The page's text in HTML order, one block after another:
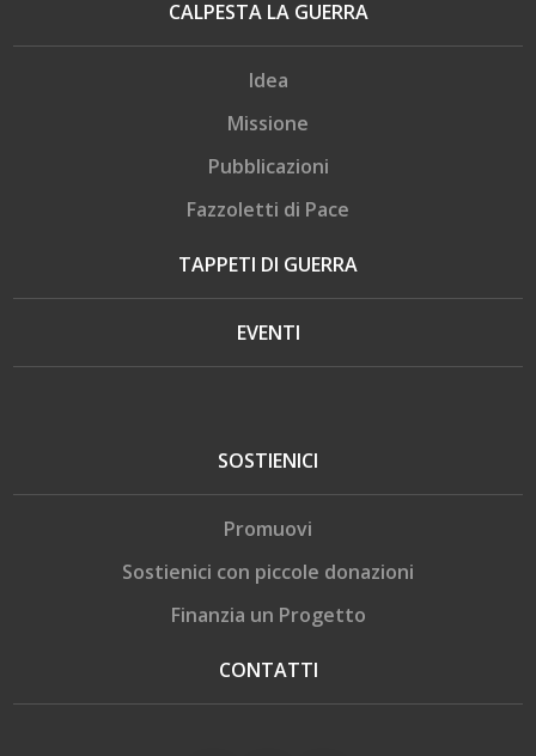
CALPESTA LA GUERRA
Idea
Missione
Pubblicazioni
Fazzoletti di Pace
TAPPETI DI GUERRA
EVENTI
SOSTIENICI
Promuovi
Sostienici con piccole donazioni
Finanzia un Progetto
CONTATTI